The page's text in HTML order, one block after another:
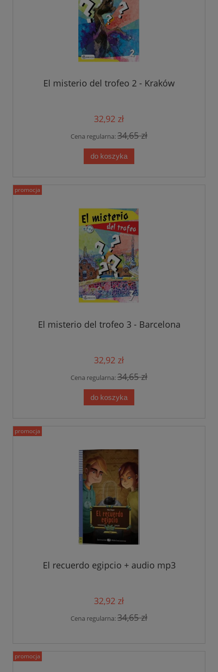
El misterio del trofeo 2 - Kraków
32,92 zł
Cena regularna:34,65 zł
do koszyka
El misterio del trofeo 3 - Barcelona
32,92 zł
Cena regularna:34,65 zł
do koszyka
promocja
El recuerdo egipcio + audio mp3
32,92 zł
Cena regularna:34,65 zł
promocja
promocja